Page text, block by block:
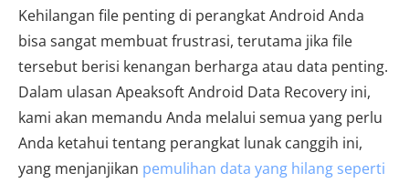
Kehilangan file penting di perangkat Android Anda
bisa sangat membuat frustrasi, terutama jika file
tersebut berisi kenangan berharga atau data penting.
Dalam ulasan Apeaksoft Android Data Recovery ini,
kami akan memandu Anda melalui semua yang perlu
Anda ketahui tentang perangkat lunak canggih ini,
yang menjanjikan pemulihan data yang hilang seperti